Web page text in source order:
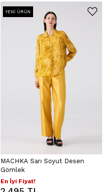
YENI ÜRÜN
MACHKA Sarı Soyut Desen
Gömlek
En İyi Fiyat!